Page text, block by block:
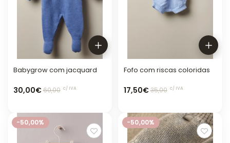
Babygrow com jacquard
30,00€60,00 c/ IVA
Fofo com riscas coloridas
17,50€35,00 c/ IVA
-50,00% -50,00%